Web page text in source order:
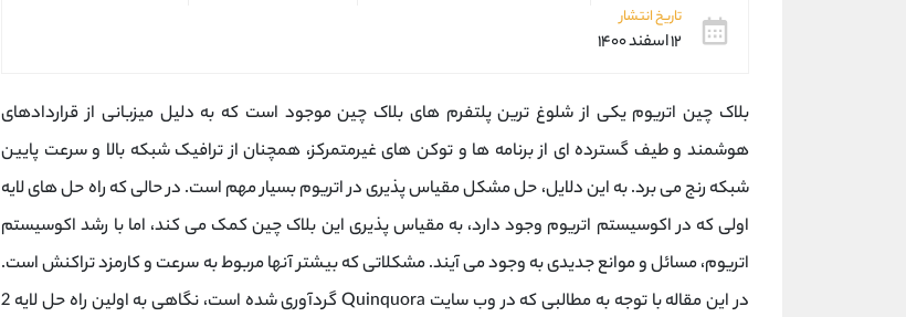
تاریخ انتشار
۱۲ اسفند ۱۴۰۰
بلاک چین اتریوم یکی از شلوغ ترین پلتفرم های بلاک چین موجود است که به دلیل میزبانی از قراردادهای
هوشمند و طیف گسترده ای از برنامه ها و توکن های غیرمتمرکز، همچنان از ترافیک شبکه بالا و سرعت پایین
شبکه رنج می برد. به این دلایل، حل مشکل مقیاس پذیری در اتریوم بسیار مهم است. در حالی که راه حل های لایه
اولی که در اکوسیستم اتریوم وجود دارد، به مقیاس پذیری این بلاک چین کمک می کند، اما با رشد اکوسیستم
اتریوم، مسائل و موانع جدیدی به وجود می آیند. مشکلاتی که بیشتر آنها مربوط به سرعت و کارمزد تراکنش است.
در این مقاله با توجه به مطالبی که در وب سایت Quinquora گردآوری شده است، نگاهی به اولین راه حل لایه 2